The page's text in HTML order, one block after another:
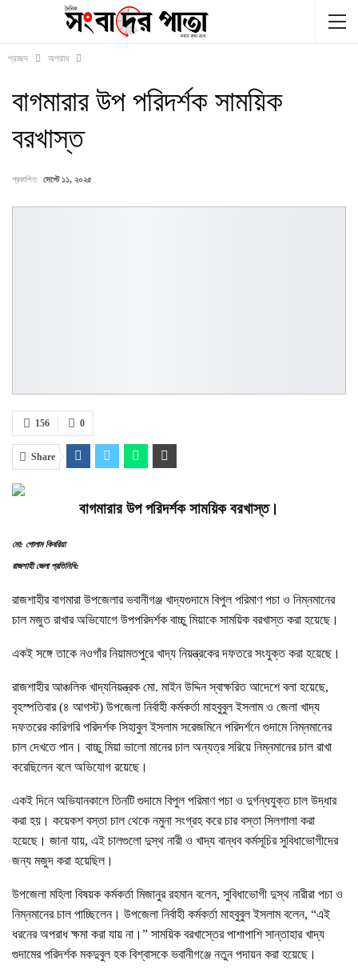
প্রচ্ছদ অপরাধ
বাগমারার উপ পরিদর্শক সাময়িক
বরখাস্ত
প্রকাশিত: সেপ্টে ১১, ২০২৫
0
156
Share
বাগমারার উপ পরিদর্শক সাময়িক বরখাস্ত।
মো: গোলাম কিবরিয়া
রাজশাহী জেলা প্রতিনিধি:
রাজশাহীর বাগমারা উপজেলার ভবানীগঞ্জ খাদ্যগুদামে বিপুল পরিমাণ পচা ও নিম্নমানের
চাল মজুত রাখার অভিযোগে উপপরিদর্শক বাচ্চু মিয়াকে সাময়িক বরখাস্ত করা হয়েছে।
একই সঙ্গে তাকে নওগাঁর নিয়ামতপুরে খাদ্য নিয়ন্ত্রকের দফতরে সংযুক্ত করা হয়েছে।
রাজশাহীর আঞ্চলিক খাদ্যনিয়ন্ত্রক মো. মাইন উদ্দিন স্বাক্ষরিত আদেশে বলা হয়েছে,
বৃহস্পতিবার (৪ আগস্ট) উপজেলা নির্বাহী কর্মকর্তা মাহবুবুল ইসলাম ও জেলা খাদ্য
দফতরের কারিগরি পরিদর্শক সিহাবুল ইসলাম সরেজমিনে পরিদর্শনে গুদামে নিম্নমানের
চাল দেখতে পান। বাচ্চু মিয়া ভালো মানের চাল অন্যত্র সরিয়ে নিম্নমানের চাল রাখা
করেছিলেন বলে অভিযোগ রয়েছে।
একই দিনে অভিযানকালে তিনটি গুদামে বিপুল পরিমাণ পচা ও দুর্গন্ধযুক্ত চাল উদ্ধার
করা হয়। কয়েকশ বস্তা চাল থেকে নমুনা সংগ্রহ করে চার বস্তা সিলগালা করা
হয়েছে। জানা যায়, এই চালগুলো দুস্থ নারী ও খাদ্য বান্ধব কর্মসূচির সুবিধাভোগীদের
জন্য মজুদ করা হয়েছিল।
উপজেলা মহিলা বিষয়ক কর্মকর্তা মিজানুর রহমান বলেন, সুবিধাভোগী দুস্থ নারীরা পচা ও
নিম্নমানের চাল পাচ্ছিলেন। উপজেলা নির্বাহী কর্মকর্তা মাহবুবুল ইসলাম বলেন, “এই
ধরনের অপরাধ ক্ষমা করা যায় না।” সাময়িক বরখাস্তের পাশাপাশি সান্তাহার খাদ্য
গুদামের পরিদর্শক মকদুবুল হক বিশ্বাসকে ভবানীগঞ্জে নতুন পদায়ন করা হয়েছে।